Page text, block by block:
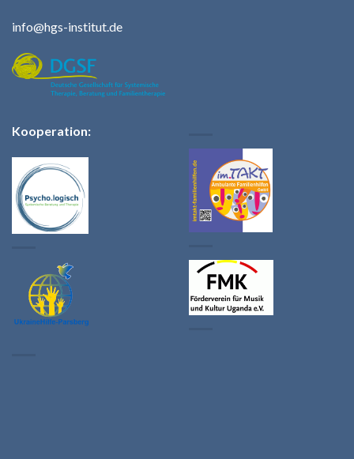
info@hgs-institut.de
Kooperation: